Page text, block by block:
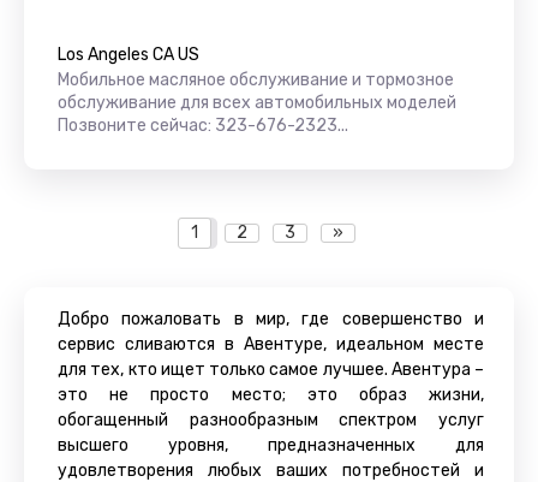
Los Angeles CA US
Мобильное масляное обслуживание и тормозное
обслуживание для всех автомобильных моделей
Позвоните сейчас: 323-676-2323...
1 2 3 »
Добро пожаловать в мир, где совершенство и
сервис сливаются в Авентуре, идеальном месте
для тех, кто ищет только самое лучшее. Авентура –
​​это не просто место; это образ жизни,
обогащенный разнообразным спектром услуг
высшего уровня, предназначенных для
удовлетворения любых ваших потребностей и